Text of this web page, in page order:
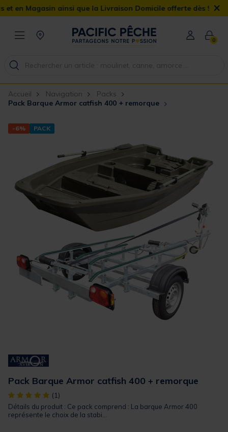
ainsi que la Livraison Domicile offerte dès 90€ ×
0
Accueil Navigation
Packs
Pack Barque Armor catfish 400 + remorque
-6% PACK
Pack Barque Armor catfish 400 + remorque
[object Object] out of 5 Customer Rating
(1)
Détails du produit : Ce pack comprend : La barque Armor 400
représente le choix de la stabi...